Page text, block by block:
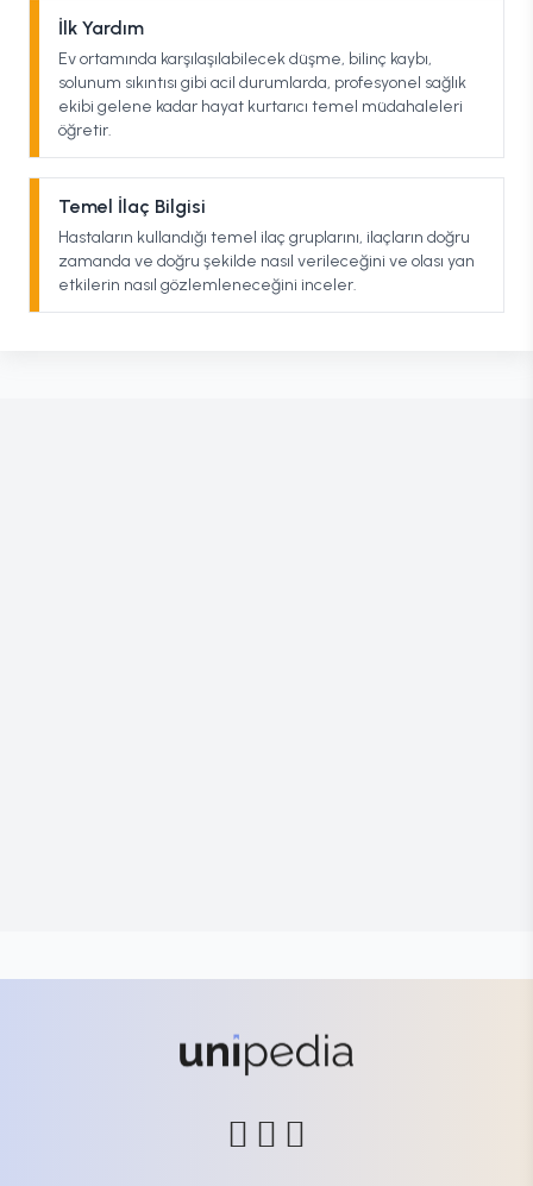
İlk Yardım
Ev ortamında karşılaşılabilecek düşme, bilinç kaybı,
solunum sıkıntısı gibi acil durumlarda, profesyonel sağlık
ekibi gelene kadar hayat kurtarıcı temel müdahaleleri
öğretir.
Temel İlaç Bilgisi
Hastaların kullandığı temel ilaç gruplarını, ilaçların doğru
zamanda ve doğru şekilde nasıl verileceğini ve olası yan
etkilerin nasıl gözlemleneceğini inceler.